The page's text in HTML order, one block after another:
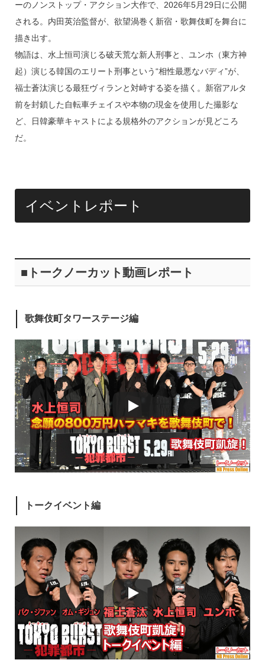
ーのノンストップ・アクション大作で、2026年5月29日に公開
される。内田英治監督が、欲望渦巻く新宿・歌舞伎町を舞台に
描き出す。
物語は、水上恒司演じる破天荒な新人刑事と、ユンホ（東方神
起）演じる韓国のエリート刑事という“相性最悪なバディ”が、
福士蒼汰演じる最狂ヴィランと対峙する姿を描く。新宿アルタ
前を封鎖した自転車チェイスや本物の現金を使用した撮影な
ど、日韓豪華キャストによる規格外のアクションが見どころ
だ。
イベントレポート
■トークノーカット動画レポート
歌舞伎町タワーステージ編
トークイベント編